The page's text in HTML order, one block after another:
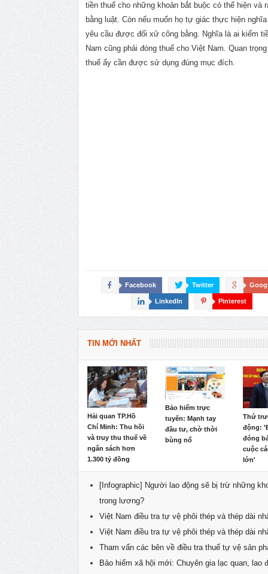
tiền thuế cho những khoản bắt buộc có thể hiện và
bằng luật. Còn nếu muốn họ tự giác thực hiện
yêu cầu được đối xử công bằng. Nghĩa là ai kiếm
Nam cũng phải đóng thuế cho Việt Nam. Quan
thuế ấy cần được sử dụng đúng mục đích.
Facebook Twitter
LinkedIn Pinterest
TIN MỚI NHẤT
Hải quan TP.Hồ
Chí Minh: Thu hồi
và truy thu thuế về
ngân sách hơn
1.300 tỷ đồng
Bảo hiểm trực
tuyến: Mạnh tay
đầu tư, chờ thời
bùng nổ
Thứ
động:
đóng
cuộc
lớn'
[Infographic] Người lao động sẽ bị trừ những
trong lương?
Việt Nam điều tra tự vệ phôi thép và thép dài
Việt Nam điều tra tự vệ phôi thép và thép dài
Tham vấn các bên về điều tra thuế tự vệ sản
Bảo hiểm xã hội mới: Chuyên gia lạc quan, lao